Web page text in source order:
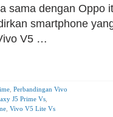
sama dengan Oppo
smartphone
V5 …
, Perbandingan Vivo
J5 Prime Vs,
, Vivo V5 Lite Vs